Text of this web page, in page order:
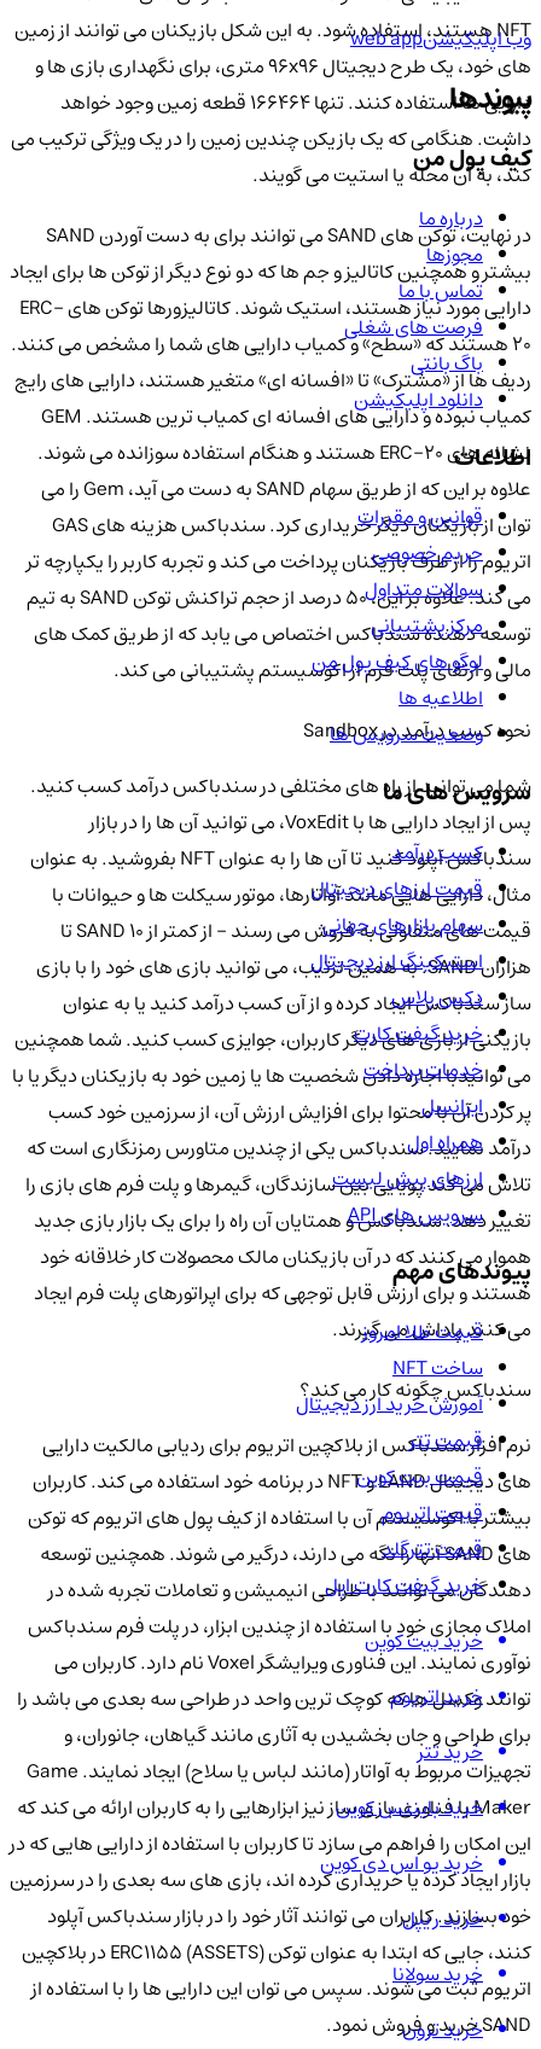
NFT هستند، استفاده شود. به این شکل بازیکنان می توانند از زمین
های خود، یک طرح دیجیتال 96x96 متری، برای نگهداری بازی ها و
دارایی ها استفاده کنند. تنها 166464 قطعه زمین وجود خواهد
داشت. هنگامی که یک بازیکن چندین زمین را در یک ویژگی ترکیب می
کند، به آن محله یا استیت می گویند.
در نهایت، توکن های SAND می توانند برای به دست آوردن SAND
بیشتر و همچنین کاتالیز و جم ها که دو نوع دیگر از توکن ها برای ایجاد
دارایی مورد نیاز هستند، استیک شوند. کاتالیزورها توکن های ERC-
20 هستند که «سطح» و کمیاب دارایی های شما را مشخص می کنند.
ردیف ها از «مشترک» تا «افسانه ای» متغیر هستند، دارایی های رایج
کمیاب نبوده و دارایی های افسانه ای کمیاب ترین هستند. GEM
نشانه های ERC-20 هستند و هنگام استفاده سوزانده می شوند.
علاوه بر این که از طریق سهام SAND به دست می آید، Gem را می
توان از بازیکنان دیگر خریداری کرد. سندباکس هزینه های GAS
اتریوم را از طرف بازیکنان پرداخت می کند و تجربه کاربر را یکپارچه تر
می کند. علاوه بر این، 50 درصد از حجم تراکنش توکن SAND به تیم
توسعه دهنده سندباکس اختصاص می یابد که از طریق کمک های
مالی و ارتقای پلت فرم از اکوسیستم پشتیبانی می کند.
نحوه کسب درآمد در Sandbox
شما می توانید از راه های مختلفی در سندباکس درآمد کسب کنید.
پس از ایجاد دارایی ها با VoxEdit، می توانید آن ها را در بازار
سندباکس آپلود کنید تا آن ها را به عنوان NFT بفروشید. به عنوان
مثال، دارایی هایی مانند آواتارها، موتور سیکلت ها و حیوانات با
قیمت های متفاوتی به فروش می رسند - از کمتر از 10 SAND تا
هزاران SAND. به همین ترتیب، می توانید بازی های خود را با بازی
ساز سندباکس ایجاد کرده و از آن کسب درآمد کنید یا به عنوان
بازیکنی از بازی های دیگر کاربران، جوایزی کسب کنید. شما همچنین
می توانیدبا اجاره دادن شخصیت ها یا زمین خود به بازیکنان دیگر یا با
پر کردن آن با محتوا برای افزایش ارزش آن، از سرزمین خود کسب
درآمد نمایید. سندباکس یکی از چندین متاورس رمزنگاری است که
تلاش می کند پویایی بین سازندگان، گیمرها و پلت فرم های بازی را
تغییر دهد. سندباکس و همتایان آن راه را برای یک بازار بازی جدید
هموار می کنند که در آن بازیکنان مالک محصولات کار خلاقانه خود
هستند و برای ارزش قابل توجهی که برای اپراتورهای پلت فرم ایجاد
می کنند پاداش می گیرند.
سندباکس چگونه کار می کند؟
نرم افزار سندباکس از بلاکچین اتریوم برای ردیابی مالکیت دارایی
های دیجیتال LAND و NFT در برنامه خود استفاده می کند. کاربران
بیشتر با اکوسیستم آن با استفاده از کیف پول های اتریوم که توکن
های SAND آنها را نگه می دارند، درگیر می شوند. همچنین توسعه
دهندگان می توانند با طراحی انیمیشن و تعاملات تجربه شده در
املاک مجازی خود با استفاده از چندین ابزار، در پلت فرم سندباکس
نوآوری نمایند. این فناوری ویرایشگر Voxel نام دارد. کاربران می
توانند وکسل ها که کوچک ترین واحد در طراحی سه بعدی می باشد را
برای طراحی و جان بخشیدن به آثاری مانند گیاهان، جانوران، و
تجهیزات مربوط به آواتار (مانند لباس یا سلاح) ایجاد نمایند. Game
Maker یا فناوری بازی ساز نیز ابزارهایی را به کاربران ارائه می کند که
این امکان را فراهم می سازد تا کاربران با استفاده از دارایی هایی که در
بازار ایجاد کرده یا خریداری کرده اند، بازی های سه بعدی را در سرزمین
خود بسازند. کاربران می توانند آثار خود را در بازار سندباکس آپلود
کنند، جایی که ابتدا به عنوان توکن ERC1155 (ASSETS) در بلاکچین
اتریوم ثبت می شوند. سپس می توان این دارایی ها را با استفاده از
SAND خرید و فروش نمود.
وب اپلیکیشنweb app
پیوندها
کیف پول من
درباره ما
مجوزها
تماس با ما
فرصت های شغلی
باگ بانتی
دانلود اپلیکیشن
اطلاعات
قوانین و مقررات
حریم خصوصی
سوالات متداول
مرکز پشتیبانی
لوگو های کیف پول من
اطلاعیه ها
وضعیت سرویس ها
سرویس های ما
کسب درآمد
قیمت ارزهای دیجیتال
سهام بازارهای جهانی
استیکینگ ارز دیجیتال
دکس پلاس
خرید گیفت کارت
خدمات پرداخت
ایرانسل
همراه اول
ارزهای پیش لیست
سرویس های API
پیوندهای مهم
قیمت طلا امروز
ساخت NFT
آموزش خرید ارز دیجیتال
قیمت تتر
قیمت بیت کوین
قیمت اتریوم
قیمت تترگلد
خرید گیفت کارت اپل
خرید بیت کوین
خرید اتریوم
خرید تتر
خرید بایننس کوین
خرید یو اس دی کوین
خرید ریپل
خرید سولانا
خرید ترون